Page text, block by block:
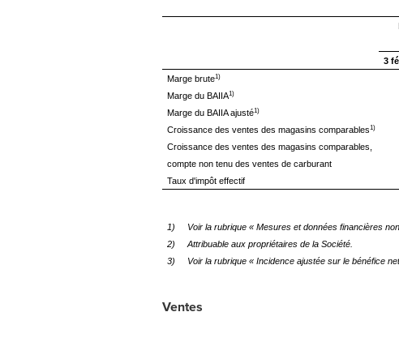
3
Marge brute1)
Marge du BAIIA1)
Marge du BAIIA ajusté1)
Croissancedes ventes des magasins comparables1)
Croissance des ventes des magasins comparables,
compte non tenu des ventes de carburant
Taux d'impôt effectif
1) Voir la rubrique « Mesures et données financières
2)Attribuable aux propriétaires de la Société.
3) Voir la rubrique « Incidence ajustée sur le bénéfice
Ventes